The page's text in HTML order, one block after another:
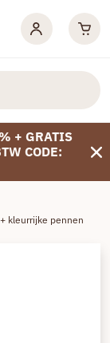
+ GRATIS
CODE:
kleurrijke pennen